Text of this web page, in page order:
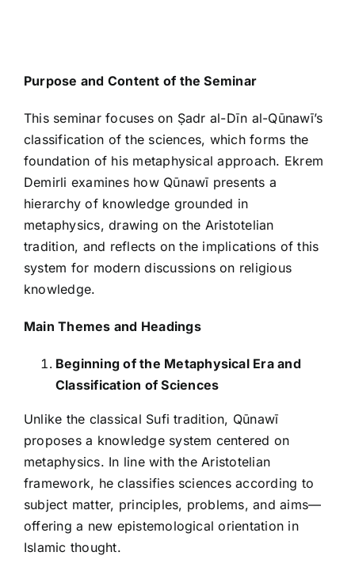
Purpose and Content of the Seminar
This seminar focuses on Ṣadr al-Dīn al-Qūnawī’s
classification of the sciences, which forms the
foundation of his metaphysical approach. Ekrem
Demirli examines how Qūnawī presents a
hierarchy of knowledge grounded in
metaphysics, drawing on the Aristotelian
tradition, and reflects on the implications of this
system for modern discussions on religious
knowledge.
Main Themes and Headings
Beginning of the Metaphysical Era and
Classification of Sciences
Unlike the classical Sufi tradition, Qūnawī
proposes a knowledge system centered on
metaphysics. In line with the Aristotelian
framework, he classifies sciences according to
subject matter, principles, problems, and aims—
offering a new epistemological orientation in
Islamic thought.